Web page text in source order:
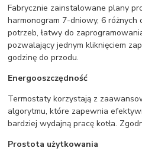
Fabrycznie zainstalowane plany
harmonogram 7-dniowy, 6
potrzeb, łatwy do
pozwalający jednym kliknięciem
godzinę do przodu.
Energooszczędność
Termostaty korzystają z
algorytmu, które zapewnia
bardziej wydajną pracę kotła.
Prostota użytkowania